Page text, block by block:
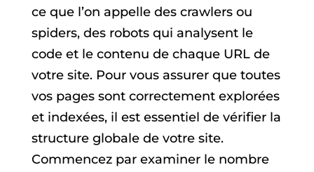
ce que l’on appelle des crawlers ou
spiders, des robots qui analysent le
code et le contenu de chaque URL de
votre site. Pour vous assurer que toutes
vos pages sont correctement explorées
et indexées, il est essentiel de vérifier la
structure globale de votre site.
Commencez par examiner le nombre